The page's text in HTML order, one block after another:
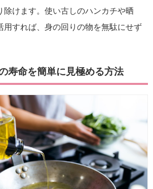
除けます。使い古しのハンカチや晒
用すれば、身の回りの物を無駄にせず
寿命を簡単に見極める方法